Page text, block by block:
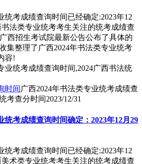
统考成绩查询时间已经确定:2023年12
书法类专业统考考生关注的统考成绩查
西招生考试院最新公告公布了具体的
集整理了广西2024年书法类专业统考
容!
时间广西2024年书法类专业统考成绩查
考查分时间2023/12/31
统考成绩查询时间确定：2023年12月29
统考成绩查询时间已经确定:2023年12
美术类专业统考考生关注的统考成绩查